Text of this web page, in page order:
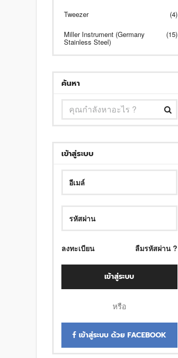
Tweezer (4)
Miller Instrument (Germany
Stainless Steel)
(15)
ค้นหา
เข้าสู่ระบบ
ลงทะเบียน ลืมรหัสผ่าน ?
เข้าสู่ระบบ
หรือ
เข้าสู่ระบบ ด้วย FACEBOOK